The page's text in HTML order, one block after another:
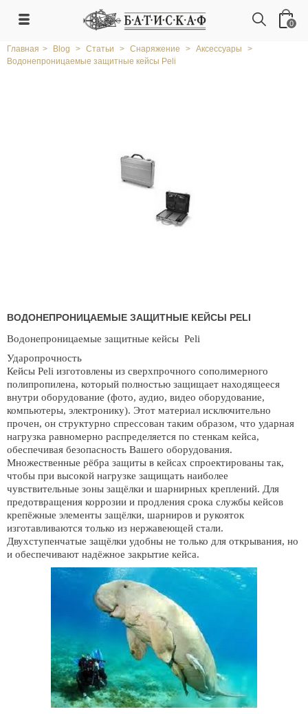
0
Главная > Blog > Статьи > Снаряжение > Аксессуары
>
Водонепроницаемые защитные кейсы Peli
ВОДОНЕПРОНИЦАЕМЫЕ ЗАЩИТНЫЕ КЕЙСЫ PELI
Водонепроницаемые защитные кейсы Peli
Ударопрочность
Кейсы Peli изготовлены из сверхпрочного сополимерного
полипропилена, который полностью защищает находящееся
внутри оборудование (фото, аудио, видео оборудование,
компьютеры, электронику). Этот материал исключительно
прочен, он структурно спрессован таким образом, что ударная
нагрузка равномерно распределяется по стенкам кейса,
обеспечивая безопасность Вашего оборудования.
Множественные рёбра защиты в кейсах спроектированы так,
чтобы при высокой нагрузке защищать наиболее
чувствительные зоны защёлки и шарнирных креплений. Для
предотвращения коррозии и продления срока службы кейсов
крепёжные элементы защёлки, шарниров и рукояток
изготавливаются только из нержавеющей стали.
Двухступенчатые защёлки удобны не только для открывания, но
и обеспечивают надёжное закрытие кейса.